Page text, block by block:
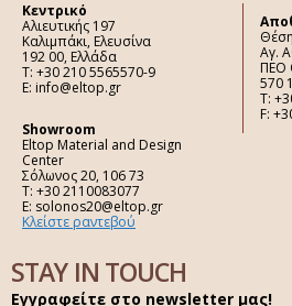
Κεντρικό
Αλιευτικής 197
Καλιμπάκι, Ελευσίνα
192 00, Ελλάδα
Τ: +30 210 5565570-9
E: info@eltop.gr
Showroom
Eltop Material and Design
Center
Σόλωνος 20, 106 73
Τ: +30 2110083077
E: solonos20@eltop.gr
Κλείστε ραντεβού
Αγ.
ΠΕΟ
570
Τ:
F:
STAY IN TOUCH
Εγγραφείτε στο newsletter μας!